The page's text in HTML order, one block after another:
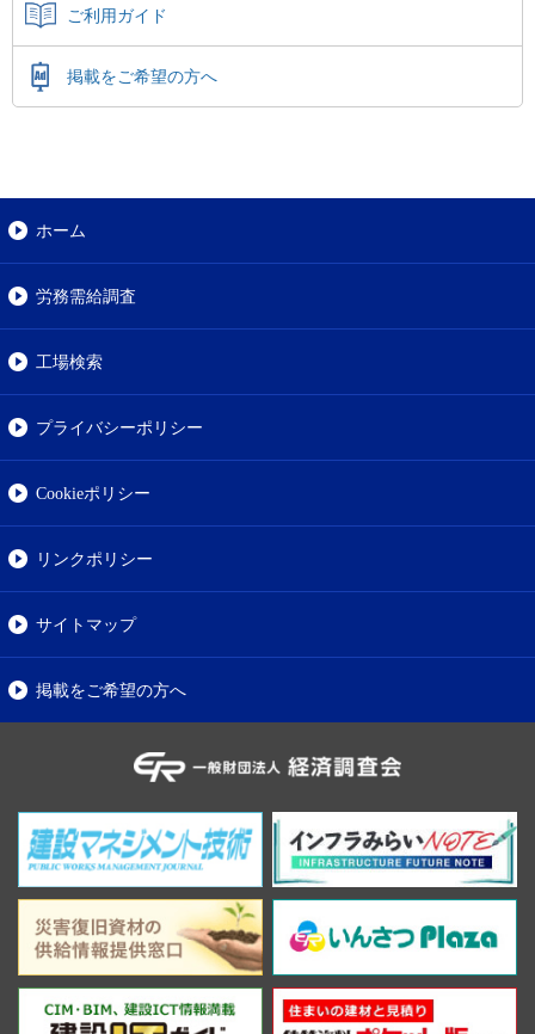
ご利用ガイド
掲載をご希望の方へ
ホーム
労務需給調査
工場検索
プライバシーポリシー
Cookieポリシー
リンクポリシー
サイトマップ
掲載をご希望の方へ